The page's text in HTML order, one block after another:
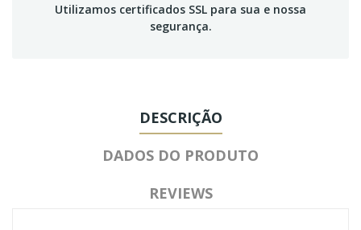
Utilizamos certificados SSL para sua e nossa
segurança.
DESCRIÇÃO
DADOS DO PRODUTO
REVIEWS